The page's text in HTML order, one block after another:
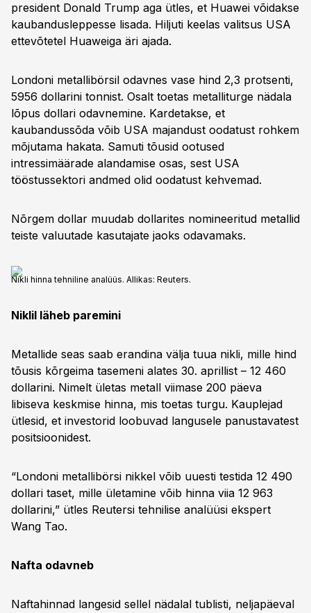
president Donald Trump aga ütles, et Huawei võidakse
kaubandusleppesse lisada. Hiljuti keelas valitsus USA
ettevõtetel Huaweiga äri ajada.
Londoni metallibörsil odavnes vase hind 2,3 protsenti,
5956 dollarini tonnist. Osalt toetas metalliturge nädala
lõpus dollari odavnemine. Kardetakse, et
kaubandussõda võib USA majandust oodatust rohkem
mõjutama hakata. Samuti tõusid ootused
intressimäärade alandamise osas, sest USA
tööstussektori andmed olid oodatust kehvemad.
Nõrgem dollar muudab dollarites nomineeritud metallid
teiste valuutade kasutajate jaoks odavamaks.
Nikli hinna tehniline analüüs. Allikas: Reuters.
Niklil läheb paremini
Metallide seas saab erandina välja tuua nikli, mille hind
tõusis kõrgeima tasemeni alates 30. aprillist – 12 460
dollarini. Nimelt ületas metall viimase 200 päeva
libiseva keskmise hinna, mis toetas turgu. Kauplejad
ütlesid, et investorid loobuvad langusele panustavatest
positsioonidest.
“Londoni metallibörsi nikkel võib uuesti testida 12 490
dollari taset, mille ületamine võib hinna viia 12 963
dollarini,” ütles Reutersi tehnilise analüüsi ekspert
Wang Tao.
Nafta odavneb
Naftahinnad langesid sellel nädalal tublisti, neljapäeval